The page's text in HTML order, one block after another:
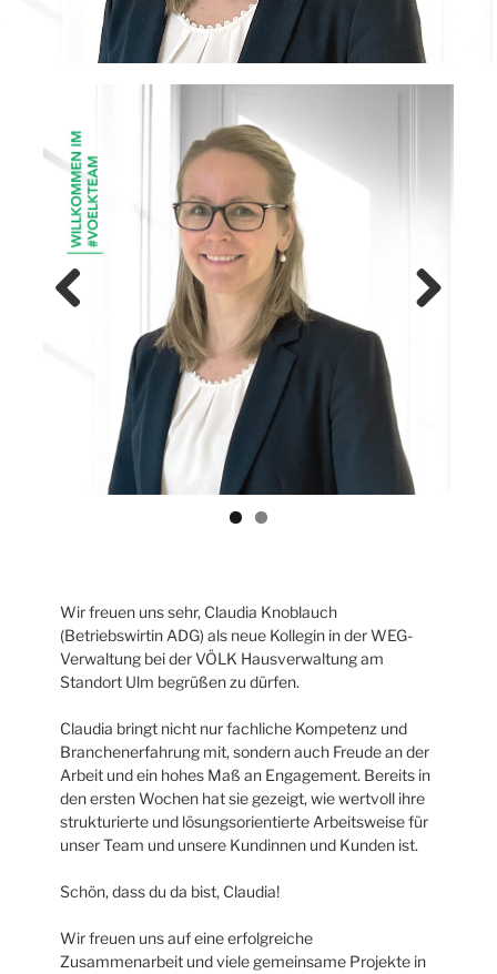
Wir freuen uns sehr, Claudia Knoblauch
(Betriebswirtin ADG) als neue Kollegin in der WEG-
Verwaltung bei der VÖLK Hausverwaltung am
Standort Ulm begrüßen zu dürfen.
Claudia bringt nicht nur fachliche Kompetenz und
Branchenerfahrung mit, sondern auch Freude an der
Arbeit und ein hohes Maß an Engagement. Bereits in
den ersten Wochen hat sie gezeigt, wie wertvoll ihre
strukturierte und lösungsorientierte Arbeitsweise für
unser Team und unsere Kundinnen und Kunden ist.
Schön, dass du da bist, Claudia!
Wir freuen uns auf eine erfolgreiche
Zusammenarbeit und viele gemeinsame Projekte in